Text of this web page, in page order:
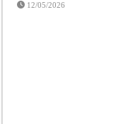
12/05/2026